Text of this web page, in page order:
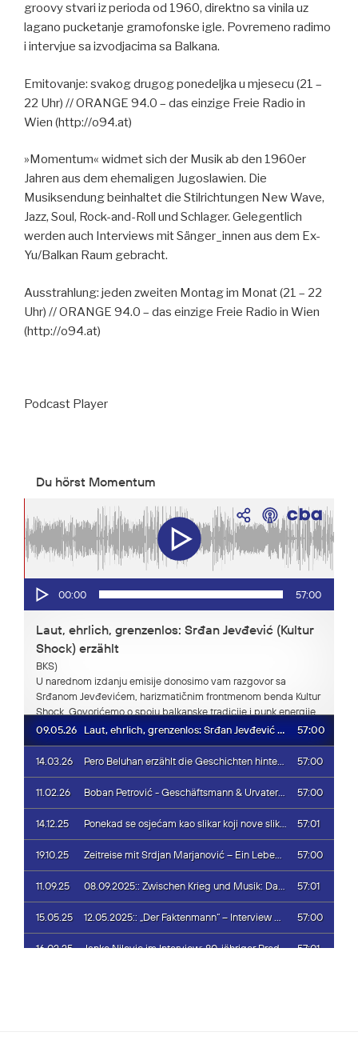
groovy stvari iz perioda od 1960, direktno sa vinila uz
lagano pucketanje gramofonske igle. Povremeno radimo
i intervjue sa izvodjacima sa Balkana.
Emitovanje: svakog drugog ponedeljka u mjesecu (21 –
22 Uhr) // ORANGE 94.0 – das einzige Freie Radio in
Wien (http://o94.at)
»Momentum« widmet sich der Musik ab den 1960er
Jahren aus dem ehemaligen Jugoslawien. Die
Musiksendung beinhaltet die Stilrichtungen New Wave,
Jazz, Soul, Rock-and-Roll und Schlager. Gelegentlich
werden auch Interviews mit Sänger_innen aus dem Ex-
Yu/Balkan Raum gebracht.
Ausstrahlung: jeden zweiten Montag im Monat (21 – 22
Uhr) // ORANGE 94.0 – das einzige Freie Radio in Wien
(http://o94.at)
Podcast Player